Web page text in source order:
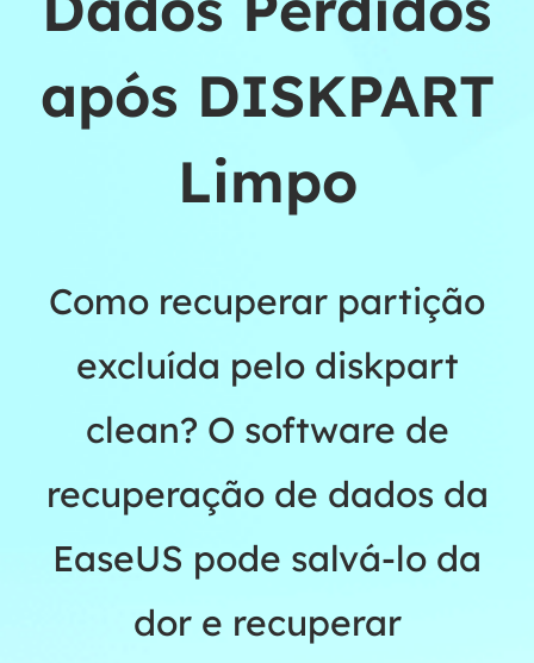
após DISKPART
Limpo
Como recuperar partição
excluída pelo diskpart
clean? O software de
recuperação de dados da
EaseUS pode salvá-lo da
dor e recuperar